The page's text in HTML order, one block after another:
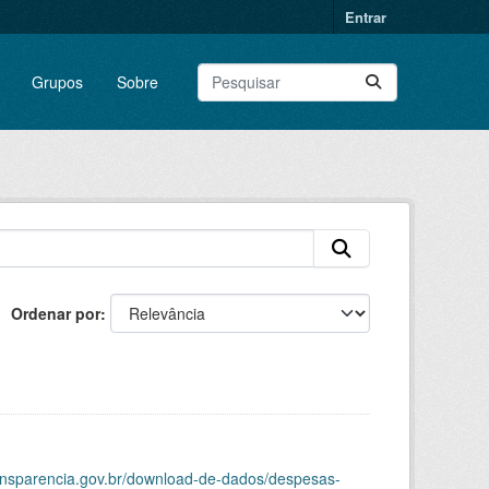
Entrar
Grupos Sobre
Ordenar por
download-de-dados/despesas-